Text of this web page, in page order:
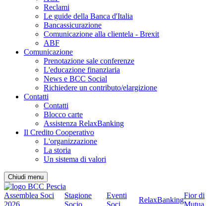
Reclami
Le guide della Banca d'Italia
Bancassicurazione
Comunicazione alla clientela - Brexit
ABF
Comunicazione
Prenotazione sale conferenze
L'educazione finanziaria
News e BCC Social
Richiedere un contributo/elargizione
Contatti
Contatti
Blocco carte
Assistenza RelaxBanking
Il Credito Cooperativo
L'organizzazione
La storia
Un sistema di valori
Chiudi menu
Assemblea Soci
2026
Stagione
Socio
Eventi
Soci
RelaxBanking
Fior di
Mutua